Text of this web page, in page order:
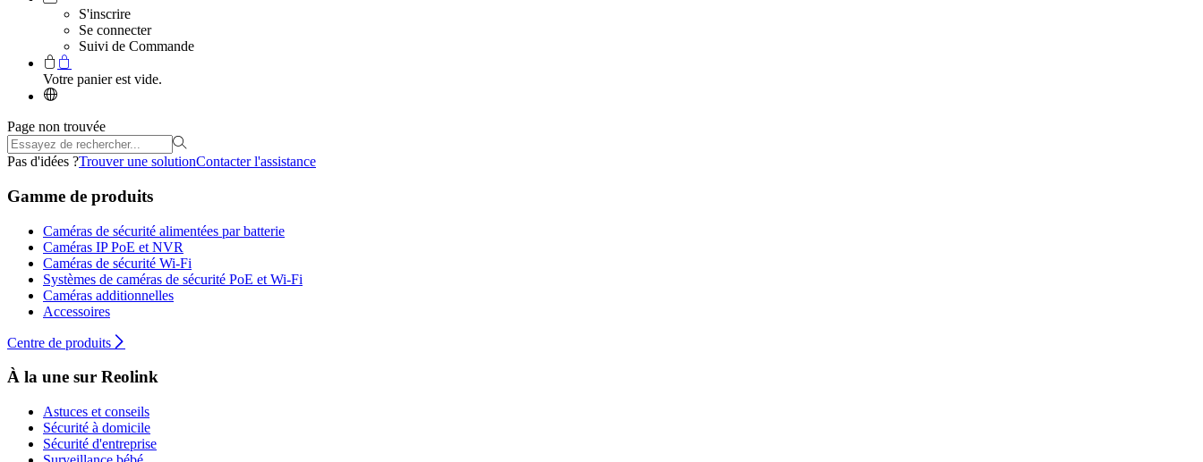
S'inscrire
Se connecter
Suivi de Commande
Votre panier est vide.
Page non trouvée
Pas d'idées ?Trouver une solutionContacter l'assistance
Gamme de produits
Caméras de sécurité alimentées par batterie
Caméras IP PoE et NVR
Caméras de sécurité Wi-Fi
Systèmes de caméras de sécurité PoE et Wi-Fi
Caméras additionnelles
Accessoires
Centre de produits
À la une sur Reolink
Astuces et conseils
Sécurité à domicile
Sécurité d'entreprise